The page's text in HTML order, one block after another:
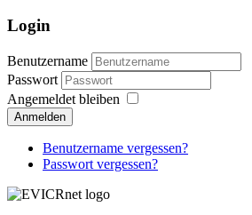
Login
Benutzername
Passwort
Angemeldet bleiben
Anmelden
Benutzername vergessen?
Passwort vergessen?